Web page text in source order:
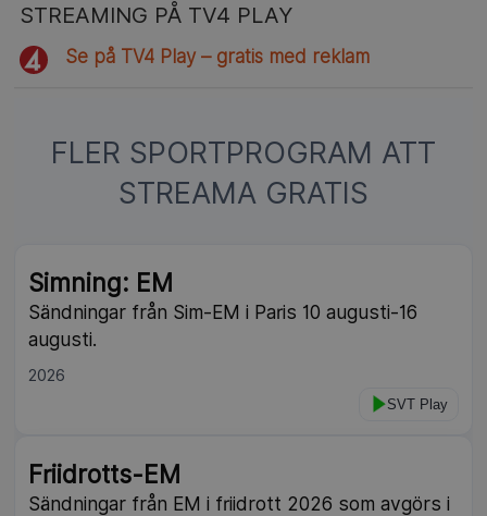
STREAMING PÅ TV4 PLAY
Se på TV4 Play – gratis med reklam
FLER SPORTPROGRAM ATT
STREAMA GRATIS
Simning: EM
Sändningar från Sim-EM i Paris 10 augusti-16
augusti.
2026
SVT Play
Friidrotts-EM
Sändningar från EM i friidrott 2026 som avgörs i